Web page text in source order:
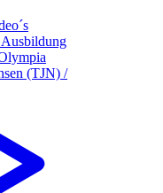
Ausbildung
(TJN) /